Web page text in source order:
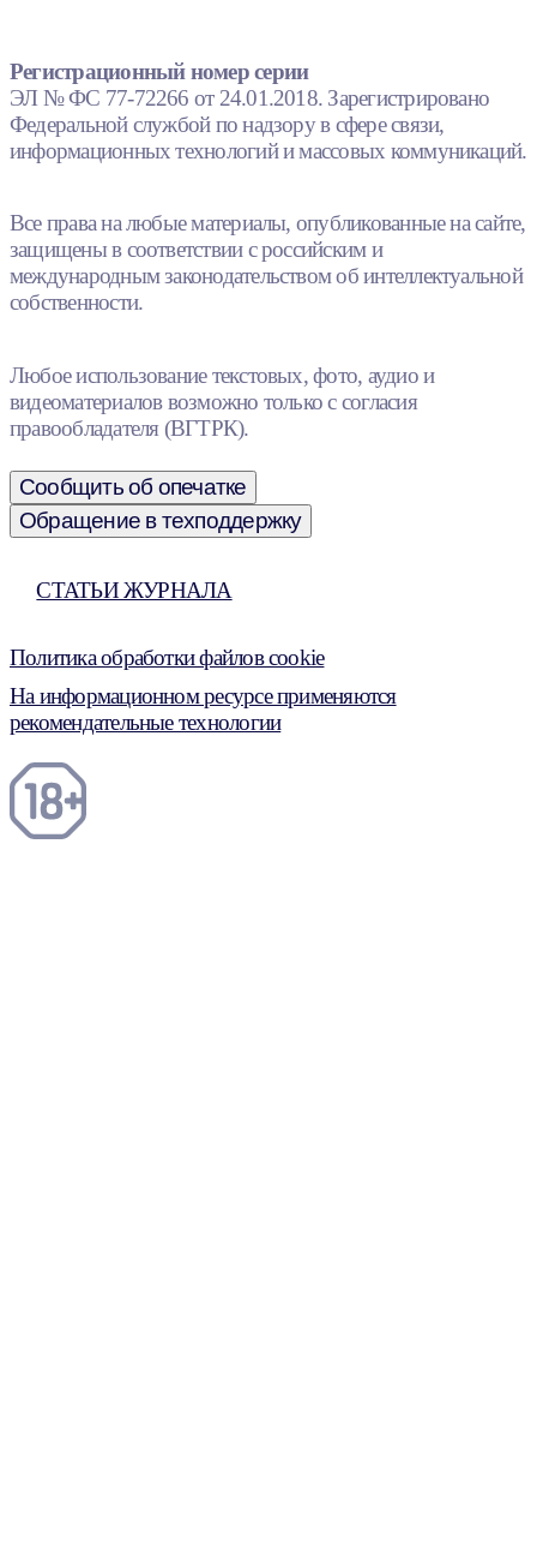
Регистрационный номер серии
ЭЛ № ФС 77-72266 от 24.01.2018. Зарегистрировано
Федеральной службой по надзору в сфере связи,
информационных технологий и массовых коммуникаций.
Все права на любые материалы, опубликованные на сайте,
защищены в соответствии с российским и
международным законодательством об интеллектуальной
собственности.
Любое использование текстовых, фото, аудио и
видеоматериалов возможно только с согласия
правообладателя (ВГТРК).
Сообщить об опечатке
Обращение в техподдержку
СТАТЬИ ЖУРНАЛА
Политика обработки файлов cookie
На информационном ресурсе применяются
рекомендательные технологии